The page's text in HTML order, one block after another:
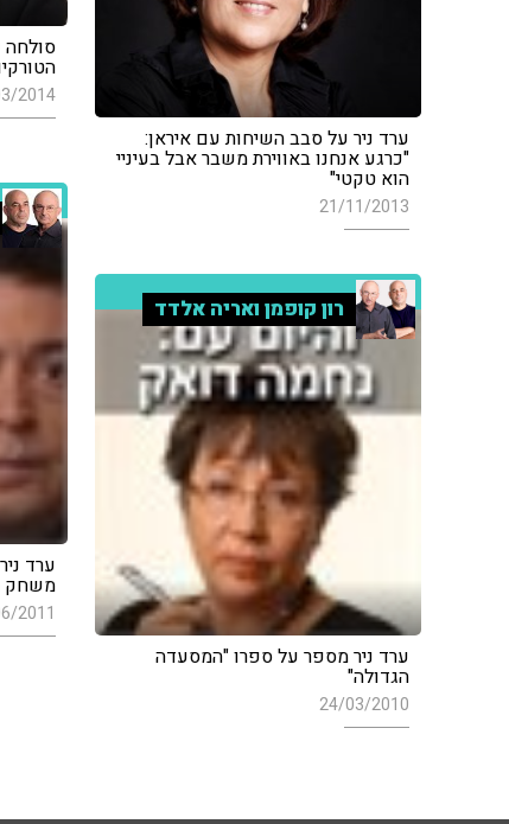
סולחה
2014
ערד ניר על סבב השיחות עם איראן:
"כרגע אנחנו באווירת משבר אבל בעיניי
הוא טקטי"
21/11/2013
ערד
משחק
2011
רון קופמן ואריה אלדד
ערד ניר מספר על ספרו "המסעדה
הגדולה"
24/03/2010